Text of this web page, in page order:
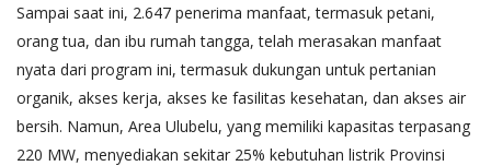
Sampai saat ini, 2.647 penerima manfaat, termasuk petani,
orang tua, dan ibu rumah tangga, telah merasakan manfaat
nyata dari program ini, termasuk dukungan untuk pertanian
organik, akses kerja, akses ke fasilitas kesehatan, dan akses air
bersih. Namun, Area Ulubelu, yang memiliki kapasitas terpasang
220 MW, menyediakan sekitar 25% kebutuhan listrik Provinsi